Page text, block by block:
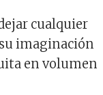
cualquier
imaginación
en volumen